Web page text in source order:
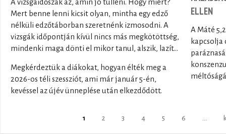
A vizsgaidőszak az, amin jó túlleni. Hogy miért?
Mert benne lenni kicsit olyan, mintha egy edző
nélküli edzőtáborban szeretnénk izmosodni. A
vizsgák időpontján kívül nincs más megkötöttség,
mindenki maga dönti el mikor tanul, alszik, lazít…
Megkérdeztük a diákokat, hogyan élték meg a
2026-os téli szessziót, ami már január 5-én,
kevéssel az újév ünneplése után elkezdődött.
ELLEN
A Máté
kapcsolja
1 2 3 4 5 6